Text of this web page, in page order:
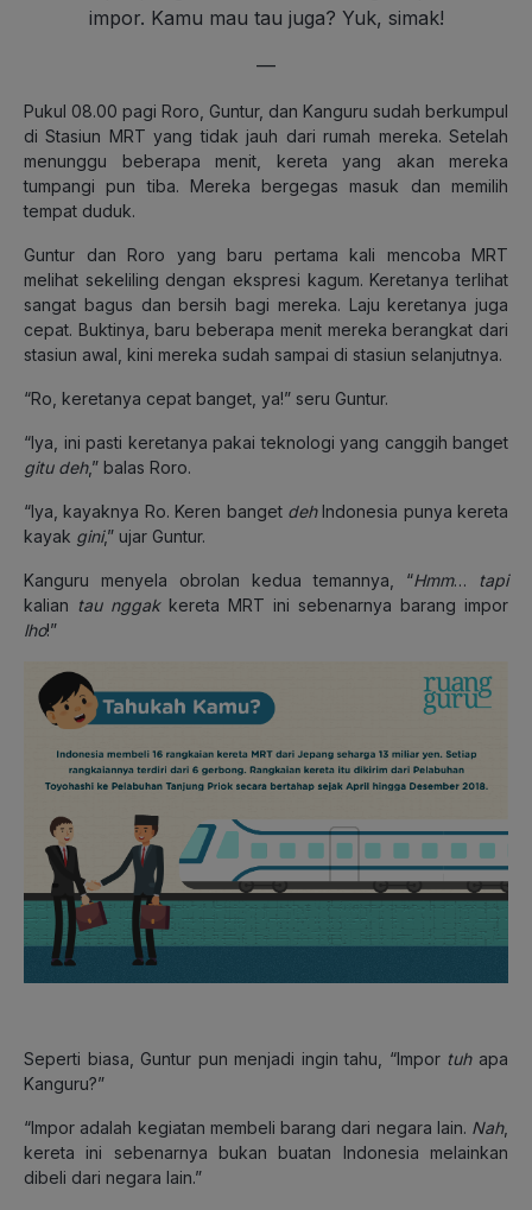
impor. Kamu mau tau juga? Yuk, simak!
—
Pukul 08.00 pagi Roro, Guntur, dan Kanguru sudah berkumpul
di Stasiun MRT yang tidak jauh dari rumah mereka. Setelah
menunggu beberapa menit, kereta yang akan mereka
tumpangi pun tiba. Mereka bergegas masuk dan memilih
tempat duduk.
Guntur dan Roro yang baru pertama kali mencoba MRT
melihat sekeliling dengan ekspresi kagum. Keretanya terlihat
sangat bagus dan bersih bagi mereka. Laju keretanya juga
cepat. Buktinya, baru beberapa menit mereka berangkat dari
stasiun awal, kini mereka sudah sampai di stasiun selanjutnya.
“Ro, keretanya cepat banget, ya!” seru Guntur.
“Iya, ini pasti keretanya pakai teknologi yang canggih banget
gitu deh,” balas Roro.
“Iya, kayaknya Ro. Keren banget dehIndonesia punya kereta
kayak gini,” ujar Guntur.
Kanguru menyela obrolan kedua temannya, “Hmm… tapi
kalian tau nggakkereta MRT ini sebenarnya barang impor
lho!”
Seperti biasa, Guntur pun menjadi ingin tahu, “Impor tuh apa
Kanguru?”
“Impor adalah kegiatan membeli barang dari negara lain. Nah,
kereta ini sebenarnya bukan buatan Indonesia melainkan
dibeli dari negara lain.”